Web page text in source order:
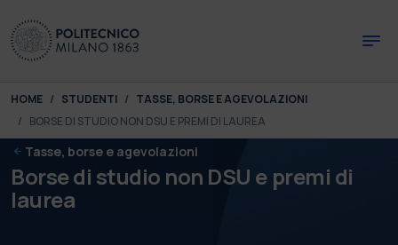
You are here:
HOME STUDENTI
TASSE, BORSE E AGEVOLAZIONI
BORSE DI STUDIO NON DSU E PREMI DI LAUREA
Tasse, borse e agevolazioni
Borse di studio non DSU e premi di
laurea